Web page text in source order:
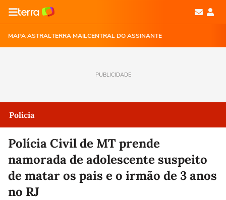
MAPA ASTRALTERRA MAILCENTRAL DO ASSINANTE
PUBLICIDADE
Polícia
Polícia Civil de MT prende
namorada de adolescente suspeito
de matar os pais e o irmão de 3 anos
no RJ